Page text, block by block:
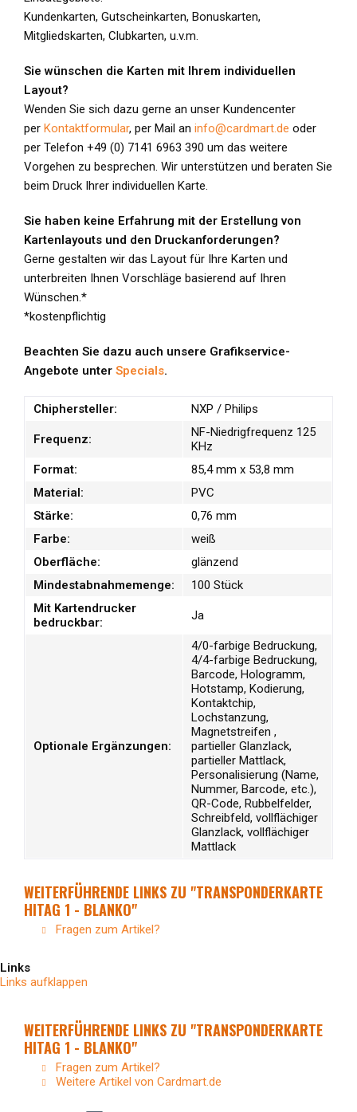
Kundenkarten, Gutscheinkarten, Bonuskarten,
Mitgliedskarten, Clubkarten, u.v.m.
Sie wünschen die Karten mit Ihrem individuellen
Layout?
Wenden Sie sich dazu gerne an unser Kundencenter
per Kontaktformular, per Mail an info@cardmart.de oder
per Telefon +49 (0) 7141 6963 390 um das weitere
Vorgehen zu besprechen. Wir unterstützen und beraten Sie
beim Druck Ihrer individuellen Karte.
Sie haben keine Erfahrung mit der Erstellung von
Kartenlayouts und den Druckanforderungen?
Gerne gestalten wir das Layout für Ihre Karten und
unterbreiten Ihnen Vorschläge basierend auf Ihren
Wünschen.*
*kostenpflichtig
Beachten Sie dazu auch unsere Grafikservice-
Angebote unter Specials.
Chiphersteller: NXP / Philips
Frequenz:
NF-Niedrigfrequenz 125
KHz
Format:
85,4 mm x 53,8 mm
Material:
PVC
Stärke:
0,76 mm
Farbe:
weiß
Oberfläche:
glänzend
Mindestabnahmemenge:
100 Stück
Mit Kartendrucker
bedruckbar:
Ja
Optionale Ergänzungen:
4/0-farbige Bedruckung,
4/4-farbige Bedruckung,
Barcode, Hologramm,
Hotstamp, Kodierung,
Kontaktchip,
Lochstanzung,
Magnetstreifen ,
partieller Glanzlack,
partieller Mattlack,
Personalisierung (Name,
Nummer, Barcode, etc.),
QR-Code, Rubbelfelder,
Schreibfeld, vollflächiger
Glanzlack, vollflächiger
Mattlack
WEITERFÜHRENDE LINKS ZU "TRANSPONDERKARTE
HITAG 1 - BLANKO"
Fragen zum Artikel?
Links
Links aufklappen
WEITERFÜHRENDE LINKS ZU "TRANSPONDERKARTE
HITAG 1 - BLANKO"
Fragen zum Artikel?
Weitere Artikel von Cardmart.de